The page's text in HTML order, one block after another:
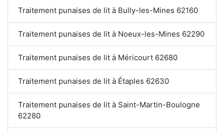
Traitement punaises de lit à Bully-les-Mines 62160
Traitement punaises de lit à Noeux-les-Mines 62290
Traitement punaises de lit à Méricourt 62680
Traitement punaises de lit à Étaples 62630
Traitement punaises de lit à Saint-Martin-Boulogne
62280